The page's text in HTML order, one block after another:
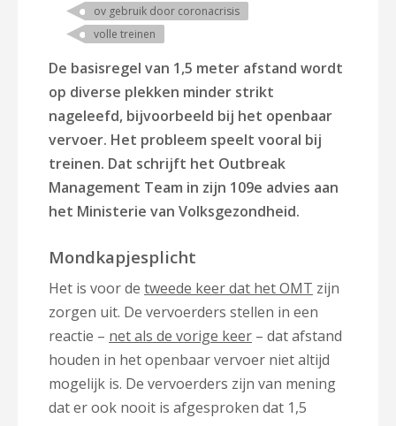
ov gebruik door coronacrisis
volle treinen
De basisregel van 1,5 meter afstand wordt
op diverse plekken minder strikt
nageleefd, bijvoorbeeld bij het openbaar
vervoer. Het probleem speelt vooral bij
treinen. Dat schrijft het Outbreak
Management Team in zijn 109e advies aan
het Ministerie van Volksgezondheid.
Mondkapjesplicht
Het is voor de tweede keer dat het OMT zijn
zorgen uit. De vervoerders stellen in een
reactie – net als de vorige keer – dat afstand
houden in het openbaar vervoer niet altijd
mogelijk is. De vervoerders zijn van mening
dat er ook nooit is afgesproken dat 1,5